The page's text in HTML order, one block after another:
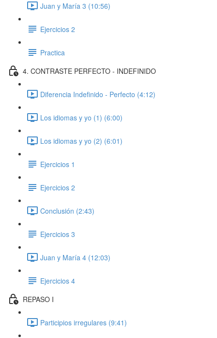
Juan y María 3 (10:56)
Ejercicios 2
Practica
4. CONTRASTE PERFECTO - INDEFINIDO
Diferencia Indefinido - Perfecto (4:12)
Los idiomas y yo (1) (6:00)
Los idiomas y yo (2) (6:01)
Ejercicios 1
Ejercicios 2
Conclusión (2:43)
Ejercicios 3
Juan y María 4 (12:03)
Ejercicios 4
REPASO I
Participios irregulares (9:41)